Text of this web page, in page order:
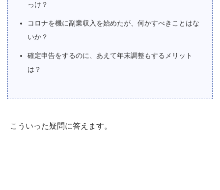
っけ？
コロナを機に副業収入を始めたが、何かすべきことはな
いか？
確定申告をするのに、あえて年末調整もするメリット
は？
こういった疑問に答えます。